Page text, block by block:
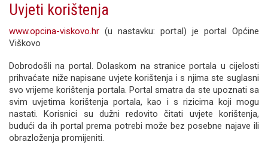
Uvjeti korištenja
www.opcina-viskovo.hr (u nastavku: portal) je portal Općine
Viškovo
Dobrodošli na portal. Dolaskom na stranice portala u cijelosti
prihvaćate niže napisane uvjete korištenja i s njima ste suglasni
svo vrijeme korištenja portala. Portal smatra da ste upoznati sa
svim uvjetima korištenja portala, kao i s rizicima koji mogu
nastati. Korisnici su dužni redovito čitati uvjete korištenja,
budući da ih portal prema potrebi može bez posebne najave ili
obrazloženja promijeniti.